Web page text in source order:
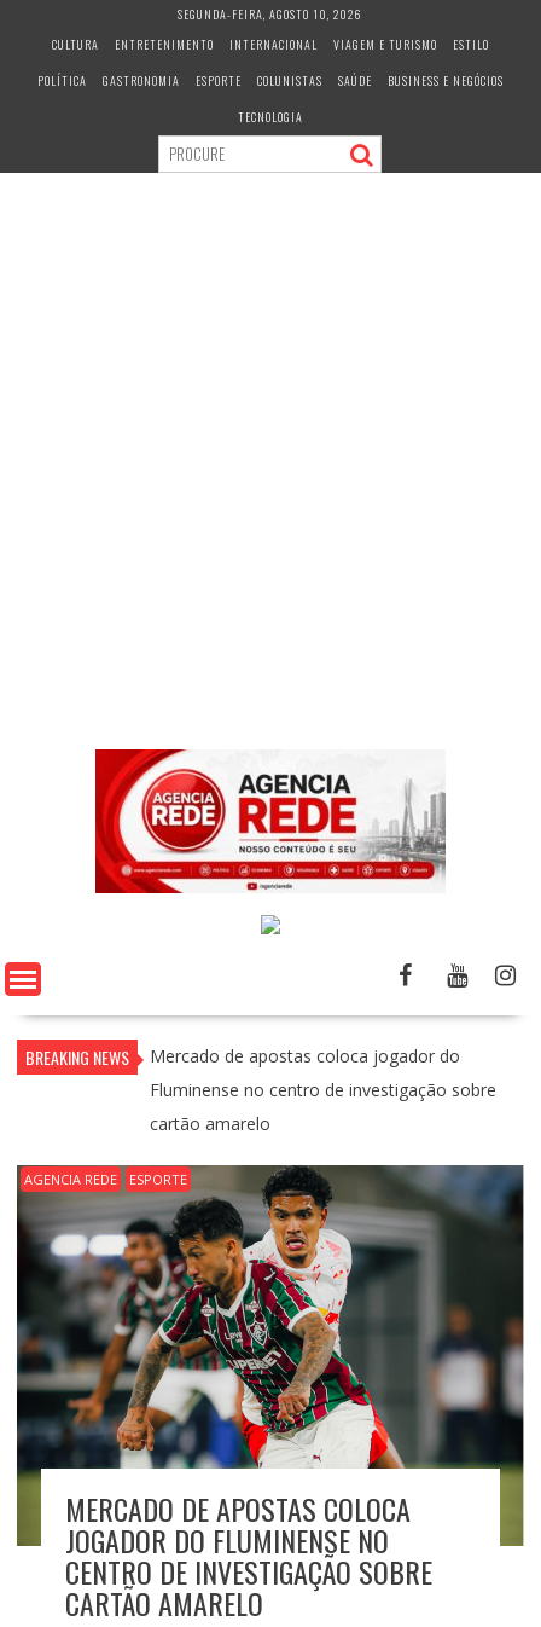
c
SEGUNDA-FEIRA, AGOSTO 10, 2026
CULTURA
ENTRETENIMENTO INTERNACIONAL VIAGEM E TURISMO
ESTILO
POLÍTICA
GASTRONOMIA ESPORTE COLUNISTAS SAÚDE
BUSINESS E NEGÓCIOS
TECNOLOGIA
BREAKING NEWS
Livro de Luiz Paulo Foggetti discute os desafios
de uma sociedade onde viver até aos 120 anos
poderá ser realidade
AGENCIA REDE ESPORTE
MERCADO DE APOSTAS COLOCA
JOGADOR DO FLUMINENSE NO
CENTRO DE INVESTIGAÇÃO SOBRE
CARTÃO AMARELO